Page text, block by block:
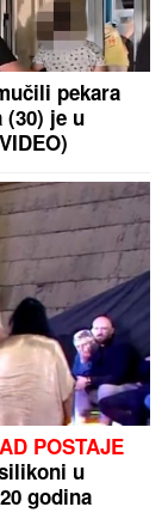
pekara
je u
POSTAJE
u
godina